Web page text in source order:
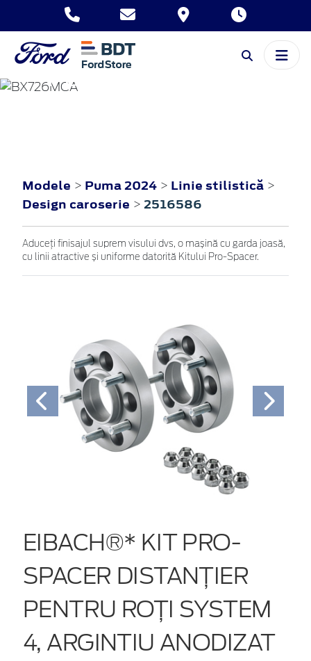
PUMA
Modele > Puma 2024 > Linie stilistică >
Design caroserie > 2516586
Aduceți finisajul suprem visului dvs, o mașină cu garda joasă,
cu linii atractive și uniforme datorită Kitului Pro-Spacer.
EIBACH®* KIT PRO-
SPACER DISTANȚIER
PENTRU ROȚI SYSTEM
4, ARGINTIU ANODIZAT